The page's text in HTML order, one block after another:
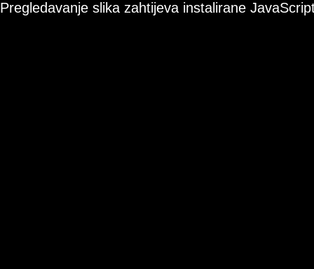
Pregledavanje slika zahtijeva instalirane